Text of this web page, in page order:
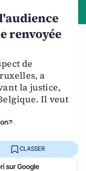
renvoyée
de
a
la justice,
Il veut
CLASSER
sur Google